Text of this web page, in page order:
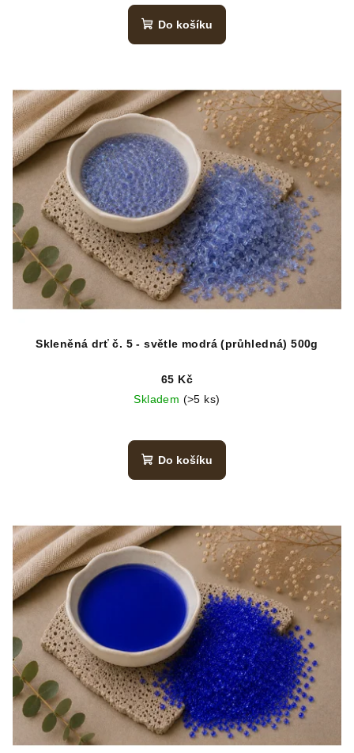
Do košíku
Skleněná drť č. 5 - světle modrá (průhledná) 500g
65 Kč
Skladem (>5 ks)
Do košíku